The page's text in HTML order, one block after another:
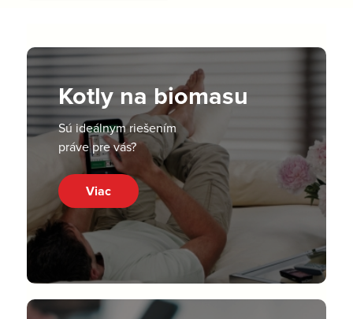
Kotly na biomasu
Sú ideálnym riešením
práve pre vás?
Viac